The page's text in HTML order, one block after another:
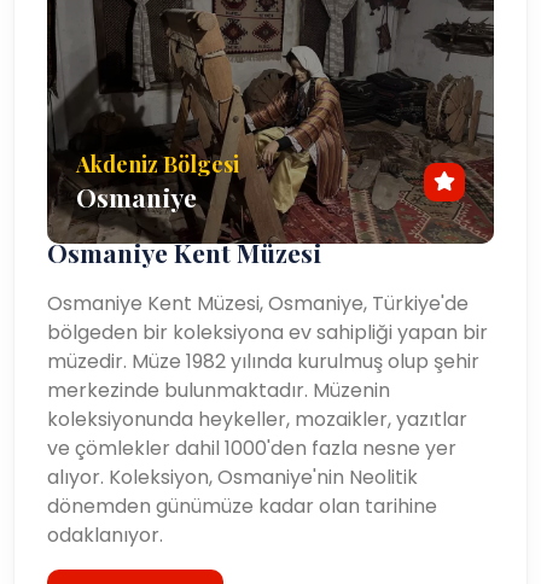
Akdeniz Bölgesi
Osmaniye
Osmaniye Kent Müzesi
Osmaniye Kent Müzesi, Osmaniye, Türkiye'de
bölgeden bir koleksiyona ev sahipliği yapan bir
müzedir. Müze 1982 yılında kurulmuş olup şehir
merkezinde bulunmaktadır. Müzenin
koleksiyonunda heykeller, mozaikler, yazıtlar
ve çömlekler dahil 1000'den fazla nesne yer
alıyor. Koleksiyon, Osmaniye'nin Neolitik
dönemden günümüze kadar olan tarihine
odaklanıyor.